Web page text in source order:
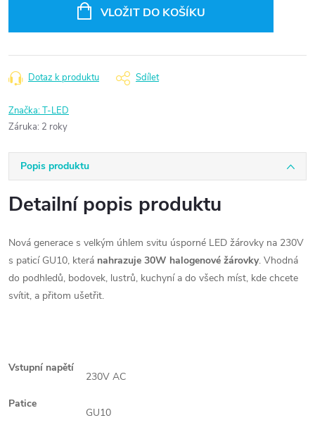
VLOŽIT DO KOŠÍKU
Dotaz k produktu Sdílet
Značka:T-LED
Záruka: 2 roky
Popis produktu
Detailní popis produktu
Nová generace s velkým úhlem svitu úsporné LED žárovky na 230V
s paticí GU10, která nahrazuje 30W halogenové žárovky. Vhodná
do podhledů, bodovek, lustrů, kuchyní a do všech míst, kde chcete
svítit, a přitom ušetřit.
Vstupní napětí
230V AC
Patice
GU10